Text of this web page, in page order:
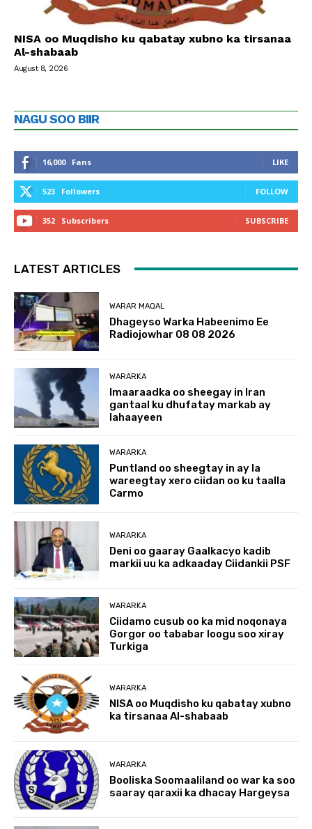
NISA oo Muqdisho ku qabatay xubno ka tirsanaa
Al-shabaab
August 8, 2026
NAGU SOO BIIR
16,000 Fans LIKE
523 Followers FOLLOW
352 Subscribers SUBSCRIBE
LATEST ARTICLES
WARAR MAQAL
Dhageyso Warka Habeenimo Ee
Radiojowhar 08 08 2026
WARARKA
Imaaraadka oo sheegay in Iran
gantaal ku dhufatay markab ay
lahaayeen
WARARKA
Puntland oo sheegtay in ay la
wareegtay xero ciidan oo ku taalla
Carmo
WARARKA
Deni oo gaaray Gaalkacyo kadib
markii uu ka adkaaday Ciidankii PSF
WARARKA
Ciidamo cusub oo ka mid noqonaya
Gorgor oo tababar loogu soo xiray
Turkiga
WARARKA
NISA oo Muqdisho ku qabatay xubno
ka tirsanaa Al-shabaab
WARARKA
Booliska Soomaaliland oo war ka soo
saaray qaraxii ka dhacay Hargeysa